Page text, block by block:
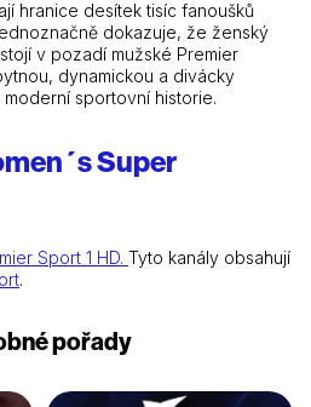
hranice desítek tisíc fanoušků
dokazuje, že ženský
v pozadí mužské Premier
dynamickou a divácky
sportovní historie.
Super
Sport 1 HD. Tyto kanály obsahují
.
pořady